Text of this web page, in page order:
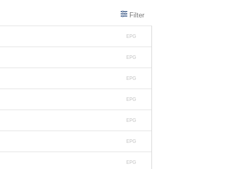
Filter
EPG
EPG
EPG
EPG
EPG
EPG
EPG